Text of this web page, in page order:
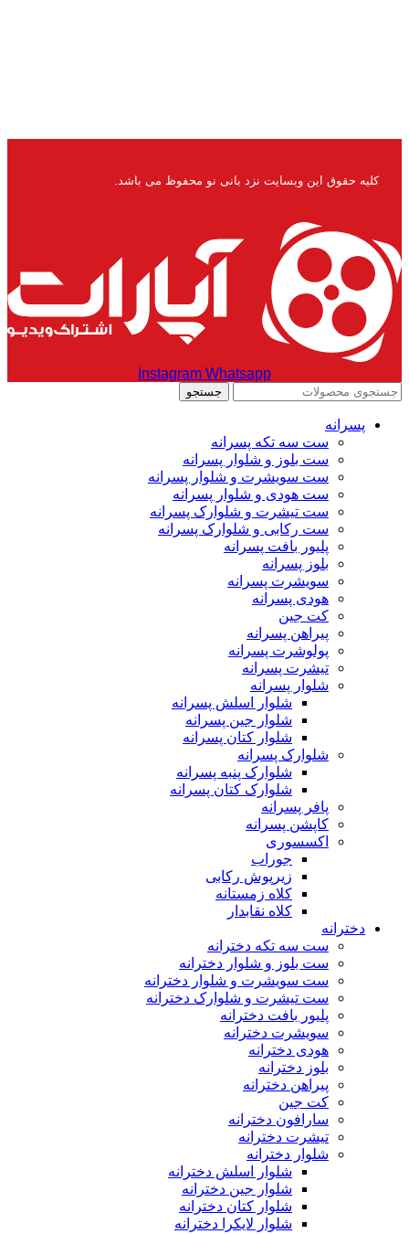
کلیه حقوق این وبسایت نزد بانی نو محفوظ می باشد.
Instagram Whatsapp
جستجو
پسرانه
ست سه تکه پسرانه
ست بلوز و شلوار پسرانه
ست سویشرت و شلوار پسرانه
ست هودی و شلوار پسرانه
ست تیشرت و شلوارک پسرانه
ست رکابی و شلوارک پسرانه
پلیور بافت پسرانه
بلوز پسرانه
سویشرت پسرانه
هودی پسرانه
کت جین
پیراهن پسرانه
پولوشرت پسرانه
تیشرت پسرانه
شلوار پسرانه
شلوار اسلش پسرانه
شلوار جین پسرانه
شلوار کتان پسرانه
شلوارک پسرانه
شلوارک پنبه پسرانه
شلوارک کتان پسرانه
پافر پسرانه
کاپشن پسرانه
اکسسوری
جوراب
زیرپوش رکابی
کلاه زمستانه
کلاه نقابدار
دخترانه
ست سه تکه دخترانه
ست بلوز و شلوار دخترانه
ست سویشرت و شلوار دخترانه
ست تیشرت و شلوارک دخترانه
پلیور بافت دخترانه
سویشرت دخترانه
هودی دخترانه
بلوز دخترانه
پیراهن دخترانه
کت جین
سارافون دخترانه
تیشرت دخترانه
شلوار دخترانه
شلوار اسلش دخترانه
شلوار جین دخترانه
شلوار کتان دخترانه
شلوار لایکرا دخترانه